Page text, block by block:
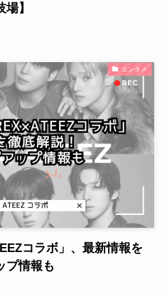
】
エンタメ
コラボ」、最新情報を
プ情報も